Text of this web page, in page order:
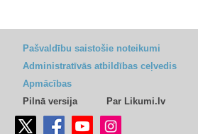
Pašvaldību saistošie noteikumi
Administratīvās atbildības ceļvedis
Apmācības
Pilnā versija
Par Likumi.lv